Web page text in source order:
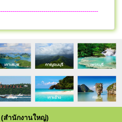
(สำนักงานใหญ่)